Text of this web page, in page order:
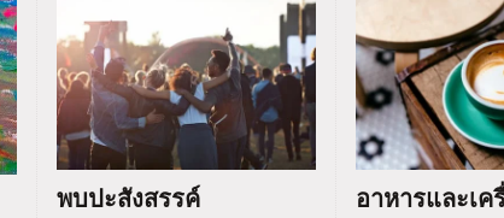
พบปะสังสรรค์ อาหารและเค